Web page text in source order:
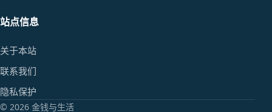
站点信息
关于本站
联系我们
隐私保护
© 2026 金钱与生活